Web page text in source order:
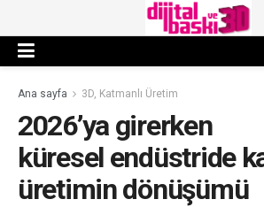
Ana sayfa 3D, Katmanlı Üretim
2026’ya girerken
küresel endüstride
üretimin dönüşümü